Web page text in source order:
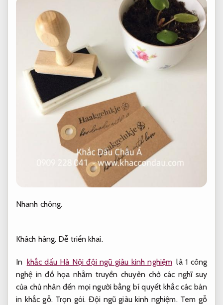
Nhanh chóng.
Khách hàng. Dễ triển khai.
In khắc dấu Hà Nội đội ngũ giàu kinh nghiệm là 1 công
nghệ in đồ họa nhằm truyền chuyên chở các nghĩ suy
của chủ nhân đến mọi người bằng bí quyết khắc các bản
in khắc gỗ. Trọn gói. Đội ngũ giàu kinh nghiệm.Tem gỗ